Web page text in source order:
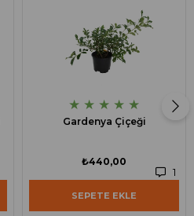
★ ★ ★ ★ ★
Gardenya Çiçeği
1
₺440,00
SEPETE EKLE